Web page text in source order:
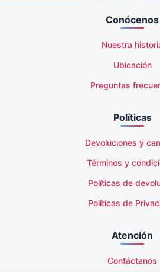
Conócenos
Nuestra
Ubicación
Preguntas
Políticas
Devoluciones y
Términos y
Políticas de
Políticas de
Atención
Contáctanos